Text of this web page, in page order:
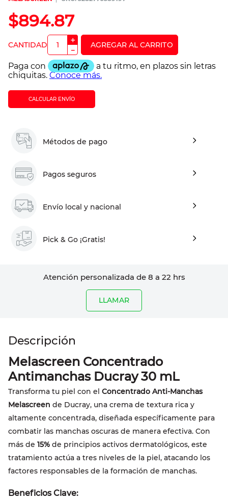
$894.87
＋
－
CALCULAR ENVÍO
Métodos de pago
Pagos seguros
Envío local y nacional
Pick & Go ¡Gratis!
Atención personalizada de 8 a 22 hrs
LLAMAR
Melascreen Concentrado
Antimanchas Ducray 30 mL
Transforma tu piel con el Concentrado Anti-Manchas
Melascreen de Ducray, una crema de textura rica y
altamente concentrada, diseñada específicamente para
combatir las manchas oscuras de manera efectiva. Con
más de 15% de principios activos dermatológicos, este
tratamiento actúa a tres niveles de la piel, atacando los
factores responsables de la formación de manchas.
Beneficios Clave: